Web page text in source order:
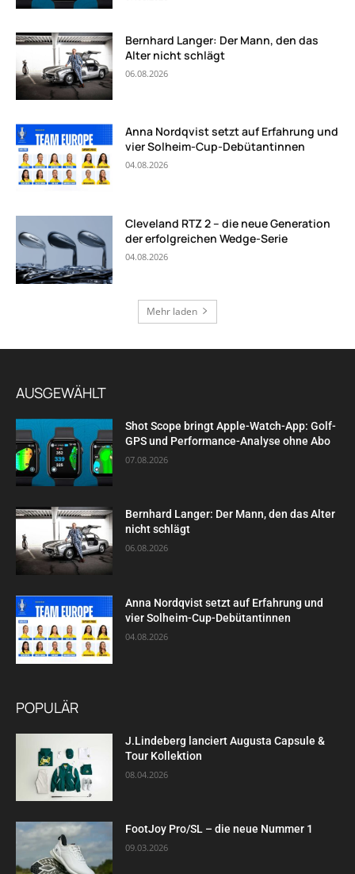
Bernhard Langer: Der Mann, den das
Alter nicht schlägt
06.08.2026
Anna Nordqvist setzt auf Erfahrung und
vier Solheim-Cup-Debütantinnen
04.08.2026
Cleveland RTZ 2 – die neue Generation
der erfolgreichen Wedge-Serie
04.08.2026
Mehr laden
AUSGEWÄHLT
Shot Scope bringt Apple-Watch-App: Golf-
GPS und Performance-Analyse ohne Abo
07.08.2026
Bernhard Langer: Der Mann, den das Alter
nicht schlägt
06.08.2026
Anna Nordqvist setzt auf Erfahrung und
vier Solheim-Cup-Debütantinnen
04.08.2026
POPULÄR
J.Lindeberg lanciert Augusta Capsule &
Tour Kollektion
08.04.2026
FootJoy Pro/SL – die neue Nummer 1
09.03.2026